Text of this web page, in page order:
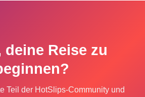
deine Reise zu
Teil der HotSlips-Community und